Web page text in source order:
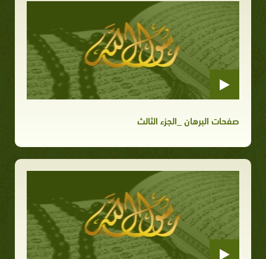
صفحات البرهان _الجزء الثالث